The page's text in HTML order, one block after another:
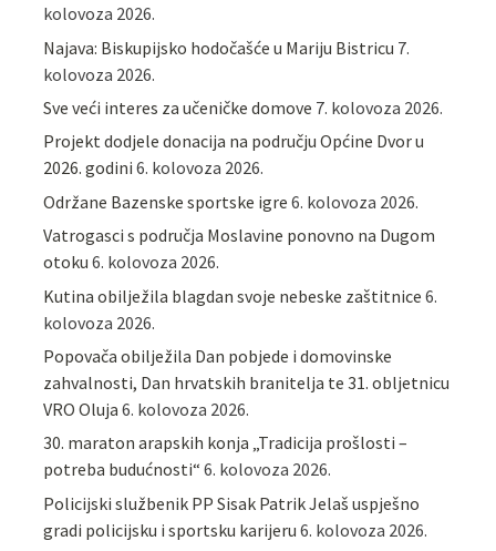
kolovoza 2026.
Najava: Biskupijsko hodočašće u Mariju Bistricu 7.
kolovoza 2026.
Sve veći interes za učeničke domove 7. kolovoza 2026.
Projekt dodjele donacija na području Općine Dvor u
2026. godini 6. kolovoza 2026.
Održane Bazenske sportske igre 6. kolovoza 2026.
Vatrogasci s područja Moslavine ponovno na Dugom
otoku 6. kolovoza 2026.
Kutina obilježila blagdan svoje nebeske zaštitnice 6.
kolovoza 2026.
Popovača obilježila Dan pobjede i domovinske
zahvalnosti, Dan hrvatskih branitelja te 31. obljetnicu
VRO Oluja 6. kolovoza 2026.
30. maraton arapskih konja „Tradicija prošlosti –
potreba budućnosti“ 6. kolovoza 2026.
Policijski službenik PP Sisak Patrik Jelaš uspješno
gradi policijsku i sportsku karijeru 6. kolovoza 2026.